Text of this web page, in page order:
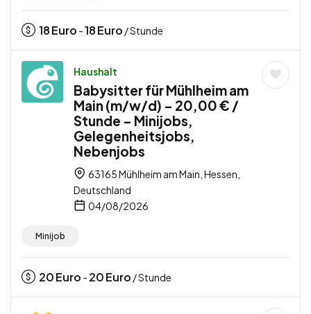
18Euro -18Euro / Stunde
Haushalt
Babysitter für Mühlheim am
Main (m/w/d) – 20,00 € /
Stunde – Minijobs,
Gelegenheitsjobs,
Nebenjobs
63165 Mühlheim am Main, Hessen,
Deutschland
04/08/2026
Minijob
20Euro - 20Euro / Stunde